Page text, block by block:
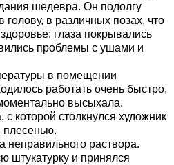
шедевра. Он подолгу
голову, в различных позах, что
глаза покрывались
проблемы с ушами и
в помещении
работать очень быстро,
высыхала.
которой столкнулся художник
плесенью.
неправильного раствора.
штукатурку и принялся